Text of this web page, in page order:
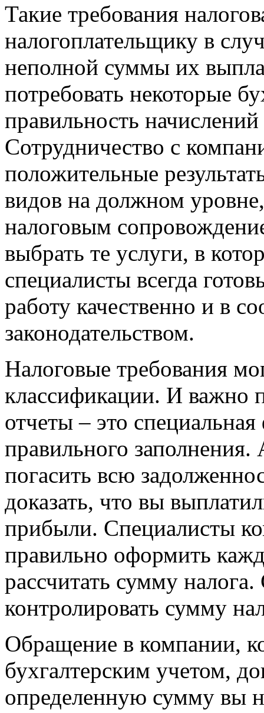
Такие требования
налогоплательщику в
неполной суммы их
потребовать некоторые
правильность
Сотрудничество с
положительные
видов на должном
налоговым
выбрать те услуги, в
специалисты всегда
работу качественно и в
законодательством.
Налоговые требования
классификации. И важно
отчеты – это
правильного
погасить всю
доказать, что вы
прибыли. Специалисты
правильно оформить
рассчитать сумму
контролировать сумму
Обращение в компании,
бухгалтерским учетом,
определенную сумму вы